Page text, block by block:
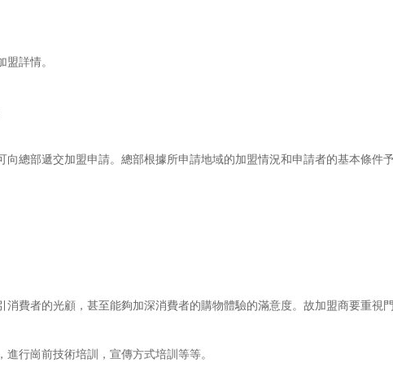
詳情。
部遞交加盟申請。總部根據所申請地域的加盟情況和申請者的基本條件予
者的光顧，甚至能夠加深消費者的購物體驗的滿意度。故加盟商要重視門
行崗前技術培訓，宣傳方式培訓等等。